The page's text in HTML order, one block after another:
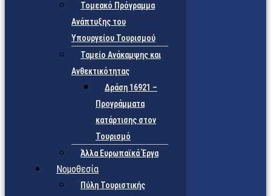
Τομεακό Πρόγραμμα
Ανάπτυξης του
Υπουργείου Τουρισμού
Ταμείο Ανάκαμψης και
Ανθεκτικότητας
Δράση 16921 –
Προγράμματα
κατάρτισης στον
Τουρισμό
Άλλα Ευρωπαϊκά Έργα
Νομοθεσία
Πύλη Τουριστικής